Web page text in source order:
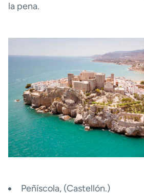
la pena.
Peñíscola, (Castellón.)